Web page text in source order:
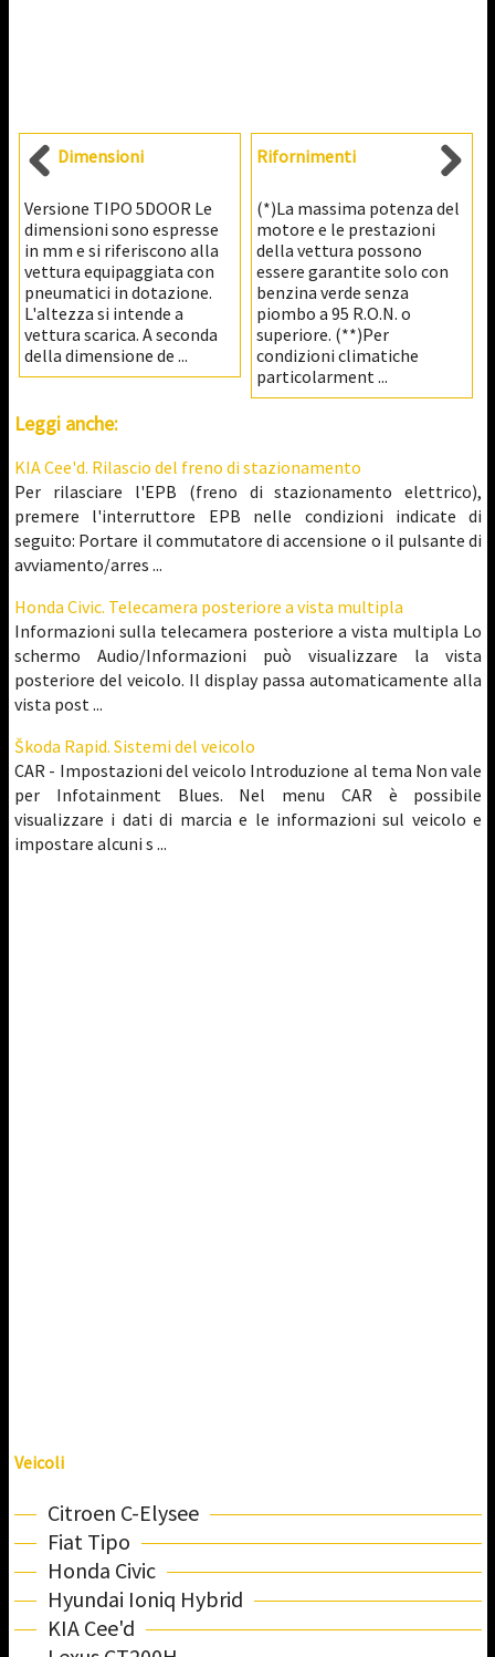
Dimensioni
Versione TIPO 5DOOR Le
dimensioni sono espresse
in mm e si riferiscono alla
vettura equipaggiata con
pneumatici in dotazione.
L'altezza si intende a
vettura scarica. A seconda
della dimensione de ...
Rifornimenti
(*)La massima potenza del
motore e le prestazioni
della vettura possono
essere garantite solo con
benzina verde senza
piombo a 95 R.O.N. o
superiore. (**)Per
condizioni climatiche
particolarment ...
Leggi anche:
KIA Cee'd. Rilascio del freno di stazionamento
Per rilasciare l'EPB (freno di stazionamento elettrico),
premere l'interruttore EPB nelle condizioni indicate di
seguito: Portare il commutatore di accensione o il pulsante di
avviamento/arres ...
Honda Civic. Telecamera posteriore a vista multipla
Informazioni sulla telecamera posteriore a vista multipla Lo
schermo Audio/Informazioni può visualizzare la vista
posteriore del veicolo. Il display passa automaticamente alla
vista post ...
Škoda Rapid. Sistemi del veicolo
CAR - Impostazioni del veicolo Introduzione al tema Non vale
per Infotainment Blues. Nel menu CAR è possibile
visualizzare i dati di marcia e le informazioni sul veicolo e
impostare alcuni s ...
Veicoli
Citroen C-Elysee
Fiat Tipo
Honda Civic
Hyundai Ioniq Hybrid
KIA Cee'd